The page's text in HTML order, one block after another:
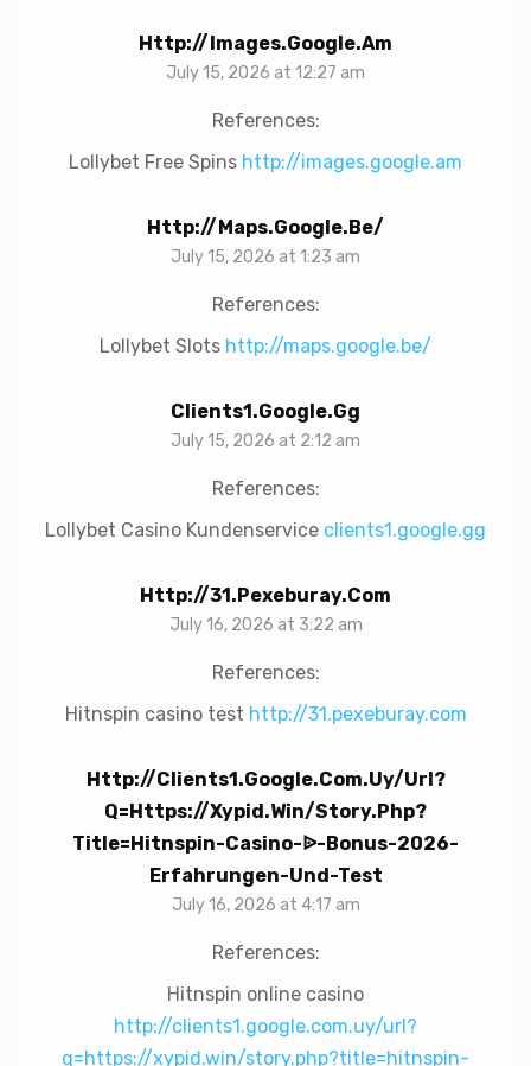
Http://images.google.am
July 15, 2026 at 12:27 am
References:
Lollybet Free Spins http://images.google.am
Http://maps.google.be/
July 15, 2026 at 1:23 am
References:
Lollybet Slots http://maps.google.be/
Clients1.google.gg
July 15, 2026 at 2:12 am
References:
Lollybet Casino Kundenservice clients1.google.gg
Http://31.pexeburay.com
July 16, 2026 at 3:22 am
References:
Hitnspin casino test http://31.pexeburay.com
Http://clients1.google.com.uy/url?
Q=https://xypid.win/story.php?
Title=hitnspin-Casino-ᐉ-Bonus-2026-
Erfahrungen-Und-Test
July 16, 2026 at 4:17 am
References:
Hitnspin online casino
http://clients1.google.com.uy/url?
q=https://xypid.win/story.php?title=hitnspin-